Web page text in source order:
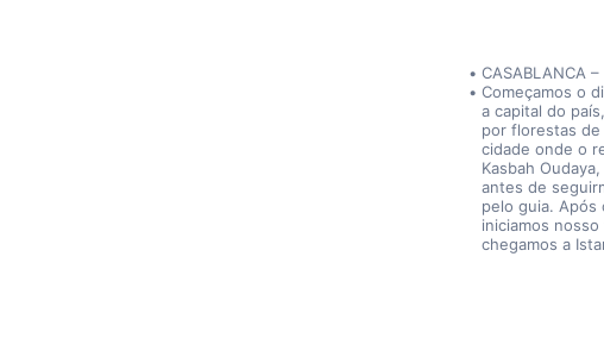
CASABLANCA –
Começamos o
a capital do
por florestas
cidade onde o
Kasbah
antes de
pelo guia. Após
iniciamos
chegamos a